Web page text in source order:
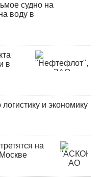
судно на
воду в
в
и экономику
на